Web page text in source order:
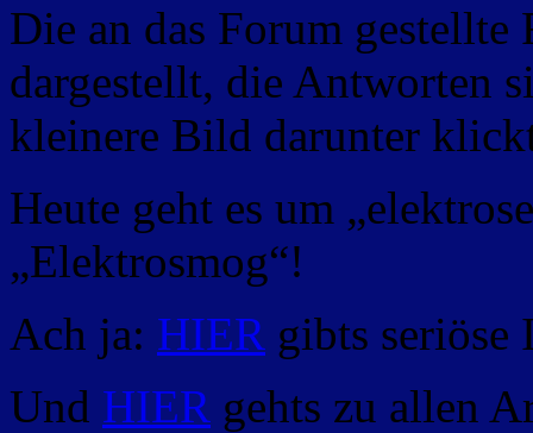
Die an das Forum
dargestellt, die Antworten
kleinere Bild darunter
Heute geht es um
„Elektrosmog“!
Ach ja: HIER gibts
Und HIER gehts zu allen